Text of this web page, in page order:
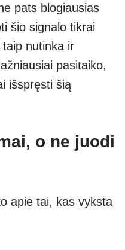
pats blogiausias
šio signalo tikrai
nutinka ir
pasitaiko,
išspręsti šią
o ne juodi
apie tai, kas vyksta